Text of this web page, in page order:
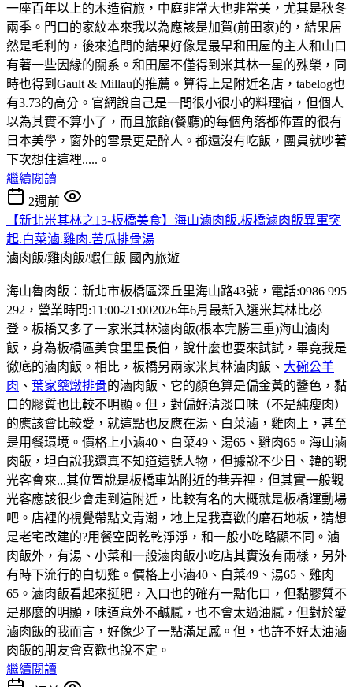
一座百年以上的木造宿旅，中庭非常大也非常美，尤其是秋冬
兩季。門口的家紋本來我以為應該是加賀(前田家)的，結果居
然是毛利的，後來追問的結果好像是最早和田屋的主人和山口
有著一些因緣的關系。和田屋不僅得到米其林一星的殊榮，同
時也得到Gault & Millau的推薦。算得上是附近名店，tabelog也
有3.73的高分。官網說自己是一間很小很小的料理宿，但個人
以為其實不算小了，而且旅館(餐廳)的每個角落都佈置的很有
日本美學，窗外的雪景更是醉人。都還沒有吃飯，團員就吵著
下次想住這裡.....。
繼續閱讀
2週前
【新北米其林之13-板橋美食】海山滷肉飯.板橋滷肉飯異軍突
起.白菜滷.雞肉.苦瓜排骨湯
滷肉飯/雞肉飯/蝦仁飯 國內旅遊
海山魯肉飯：新北市板橋區深丘里海山路43號，電話:0986 995
292，營業時間:11:00-21:002026年6月最新入選米其林比必
登。板橋又多了一家米其林滷肉飯(根本完勝三重)海山滷肉
飯，身為板橋區美食里里長伯，說什麼也要來試試，畢竟我是
徹底的滷肉飯。相比，板橋另兩家米其林滷肉飯、 大碗公羊
肉 、 葉家藥燉排骨的滷肉飯、它的顏色算是偏金黃的醬色，黏
口的膠質也比較不明顯。但，對偏好清淡口味（不是純瘦肉）
的應該會比較愛，就這點也反應在湯、白菜滷，雞肉上，甚至
是用餐環境。價格上小滷40、白菜49、湯65、雞肉65。海山滷
肉飯，坦白說我還真不知道這號人物，但據說不少日、韓的觀
光客會來...其位置說是板橋車站附近的巷弄裡，但其實一般觀
光客應該很少會走到這附近，比較有名的大概就是板橋運動場
吧。店裡的視覺帶點文青潮，地上是我喜歡的磨石地板，猜想
是老宅改建的?用餐空間乾乾淨淨，和一般小吃略顯不同。滷
肉飯外，有湯、小菜和一般滷肉飯小吃店其實沒有兩樣，另外
有時下流行的白切雞。價格上小滷40、白菜49、湯65、雞肉
65。滷肉飯看起來挺肥，入口也的確有一點化口，但黏膠質不
是那麼的明顯，味道意外不鹹膩，也不會太過油膩，但對於愛
滷肉飯的我而言，好像少了一點滿足感。但，也許不好太油滷
肉飯的朋友會喜歡也說不定。
繼續閱讀